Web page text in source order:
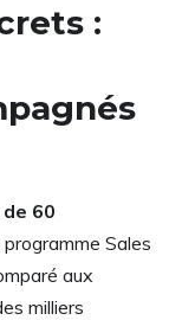
:
60
Sales
aux
milliers